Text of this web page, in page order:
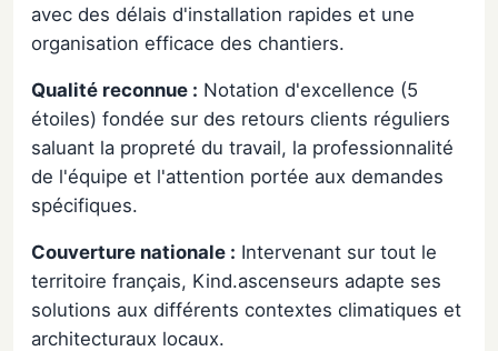
avec des délais d'installation rapides et une
organisation efficace des chantiers.
Qualité reconnue : Notation d'excellence (5
étoiles) fondée sur des retours clients réguliers
saluant la propreté du travail, la professionnalité
de l'équipe et l'attention portée aux demandes
spécifiques.
Couverture nationale : Intervenant sur tout le
territoire français, Kind.ascenseurs adapte ses
solutions aux différents contextes climatiques et
architecturaux locaux.